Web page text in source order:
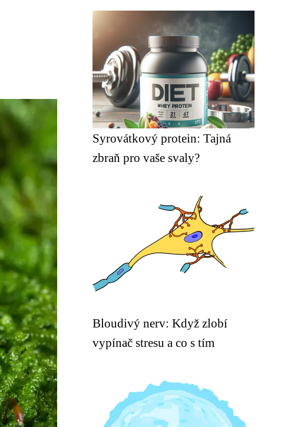
Syrovátkový protein: Tajná
zbraň pro vaše svaly?
Bloudivý nerv: Když zlobí
vypínač stresu a co s tím